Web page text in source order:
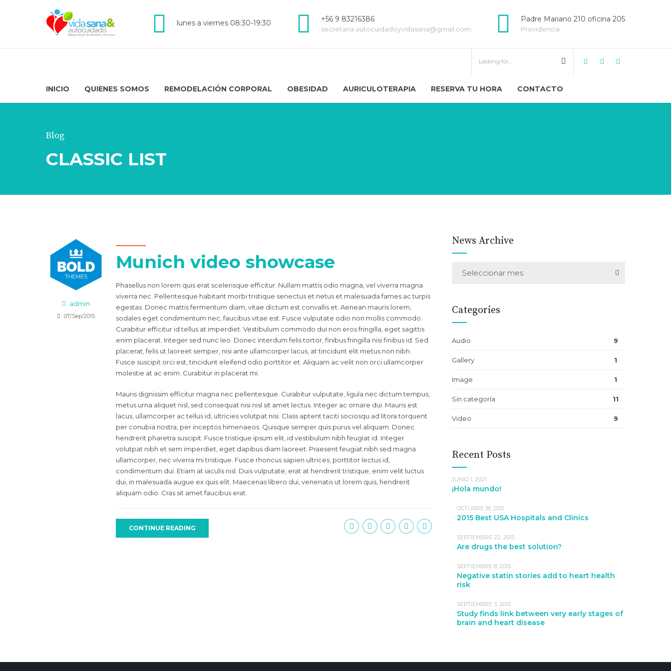
lunes a viernes 08:30-19:30 +56 9 83216386
secretaria.autocuidadoyvidasana@gmail.com
Padre Mariano 210 oficina 205
Providencia
INICIO QUIENES SOMOS REMODELACIÓN CORPORAL OBESIDAD AURICULOTERAPIA RESERVA TU HORA CONTACTO
Blog
CLASSIC LIST
admin
07/Sep/2015
Munich video showcase
Phasellus non lorem quis erat scelerisque efficitur. Nullam mattis odio magna, vel viverra magna
viverra nec. Pellentesque habitant morbi tristique senectus et netus et malesuada fames ac turpis
egestas. Donec mattis fermentum diam, vitae dictum est convallis et. Aenean mauris lorem,
sodales eget condimentum nec, faucibus vitae est. Fusce vulputate odio non mollis commodo.
Curabitur efficitur id tellus at imperdiet. Vestibulum commodo dui non eros fringilla, eget sagittis
enim placerat. Integer sed nunc leo. Donec interdum felis tortor, finibus fringilla nisi finibus id. Sed
placerat, felis ut laoreet semper, nisi ante ullamcorper lacus, at tincidunt elit metus non nibh.
Fusce suscipit orci est, tincidunt eleifend odio porttitor et. Aliquam ac velit non orci ullamcorper
molestie at ac enim. Curabitur in placerat mi.
Mauris dignissim efficitur magna nec pellentesque. Curabitur vulputate, ligula nec dictum tempus,
metus urna aliquet nisl, sed consequat nisi nisl sit amet lectus. Integer ac ornare dui. Mauris est
lacus, ullamcorper ac tellus id, ultricies volutpat nisi. Class aptent taciti sociosqu ad litora torquent
per conubia nostra, per inceptos himenaeos. Quisque semper quis purus vel aliquam. Donec
hendrerit pharetra suscipit. Fusce tristique ipsum elit, id vestibulum nibh feugiat id. Integer
volutpat nibh et sem imperdiet, eget dapibus diam laoreet. Praesent feugiat nibh sed magna
ullamcorper, nec viverra mi tristique. Fusce rhoncus sapien ultrices, porttitor lectus id,
condimentum dui. Etiam at iaculis nisl. Duis vulputate, erat at hendrerit tristique, enim velit luctus
dui, in malesuada augue ex quis elit. Maecenas libero dui, venenatis ut lorem quis, hendrerit
aliquam odio. Cras sit amet faucibus erat.
CONTINUE READING
News Archive
Seleccionar mes
Categories
Audio 9
Gallery 1
Image 1
Sin categoría 11
Video 9
Recent Posts
JUNIO 1, 2021
¡Hola mundo!
OCTUBRE 18, 2015
2015 Best USA Hospitals and Clinics
SEPTIEMBRE 22, 2015
Are drugs the best solution?
SEPTIEMBRE 8, 2015
Negative statin stories add to heart health
risk
SEPTIEMBRE 3, 2015
Study finds link between very early stages of
brain and heart disease